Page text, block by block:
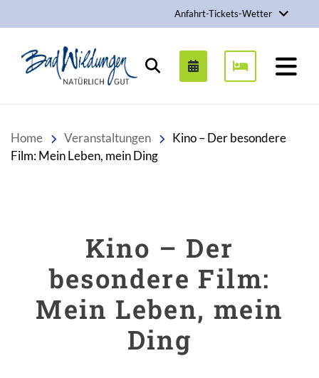
Anfahrt-Tickets-Wetter
Stadt Bad Wildungen
Suchen
Home Veranstaltungen
Kino – Der besondere
Film: Mein Leben, mein Ding
Kino – Der
besondere Film:
Mein Leben, mein
Ding